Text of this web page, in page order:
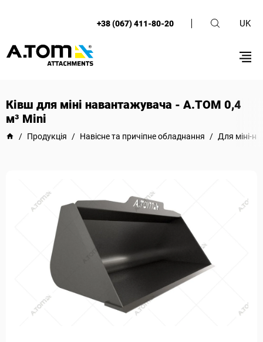
+38 (067) 411-80-20 UK
Ківш для міні навантажувача - A.TOM 0,4
м³ Mini
/ Продукція / Навісне та причіпне обладнання / Для міні-